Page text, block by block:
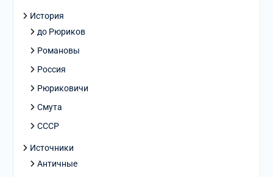
История
до Рюриков
Романовы
Россия
Рюриковичи
Смута
СССР
Источники
Античные